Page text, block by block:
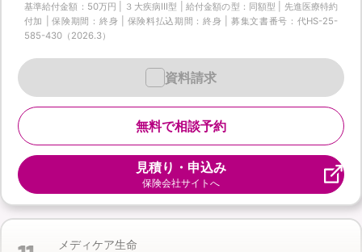
基準給付金額：50万円 | ３大疾病Ⅲ型 | 給付金額の型：同額型 | 先進医療特約
付加 | 保険期間：終身 | 保険料払込期間：終身 | 募集文書番号：代HS-25-
585-430（2026.3）
無料で相談予約
資料請求
見積り・申込み
保険会社サイトへ
メディケア生命